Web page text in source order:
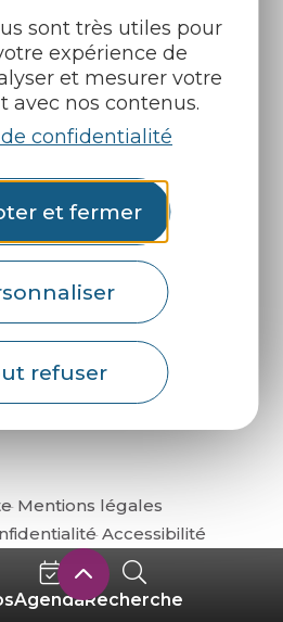
sont très utiles pour
expérience de
et mesurer votre
avec nos contenus.
confidentialité
et fermer
refuser
AgendaRecherche
venir ?
Mentions légales
Accessibilité